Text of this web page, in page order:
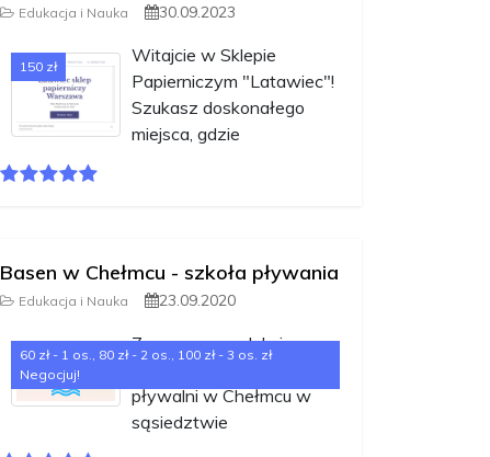
Edukacja i Nauka 30.09.2023
150 zł
Witajcie w Sklepie
Papierniczym "Latawiec"!
Szukasz doskonałego
miejsca, gdzie
Basen w Chełmcu - szkoła pływania
Edukacja i Nauka 23.09.2020
60 zł - 1 os., 80 zł - 2 os., 100 zł - 3 os. zł
Negocjuj!
Zapraszam na lekcje
pływalni w Chełmcu w
sąsiedztwie